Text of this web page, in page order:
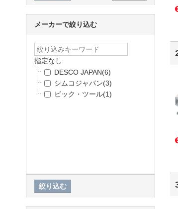
メーカーで絞り込む
指定なし
DESCO JAPAN(6)
シムコジャパン(3)
ビック・ツール(1)